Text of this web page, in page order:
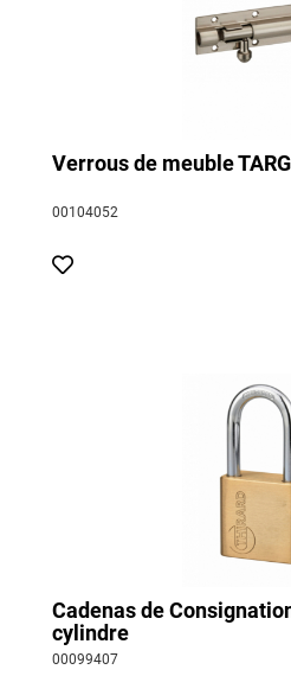
Verrous de meuble
00104052
Cadenas de
cylindre
00099407